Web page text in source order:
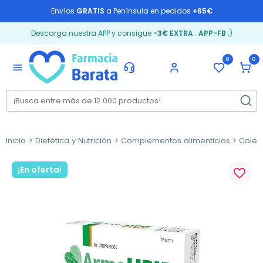
Envíos GRATIS a Península en pedidos +65€
Descarga nuestra APP y consigue -3€ EXTRA: APP-FB ;)
menu
0 0
Inicio Dietética y Nutrición Complementos alimenticios
¡En oferta! favorite_border